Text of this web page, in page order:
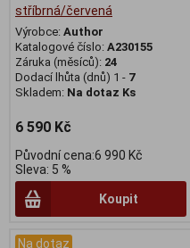
stříbrná/červená
Výrobce: Author
Katalogové číslo: A230155
Záruka (měsíců): 24
Dodací lhůta (dnů) 1 - 7
Skladem: Na dotaz Ks
6 590 Kč
Původní cena:6 990 Kč
Sleva: 5 %
Koupit
Na dotaz